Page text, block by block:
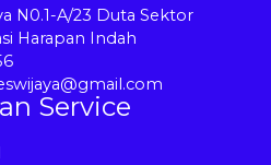
N0.1-A/23 Duta Sektor
Harapan Indah
Service